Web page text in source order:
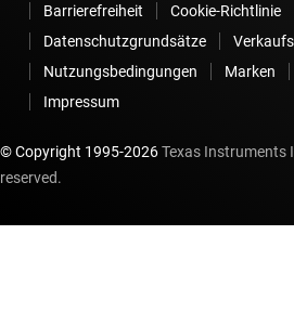
Barrierefreiheit
Cookie-Richtlinie
Datenschutzgrundsätze
Nutzungsbedingungen
Marken
Impressum
© Copyright 1995-2026Texas Instruments
reserved.